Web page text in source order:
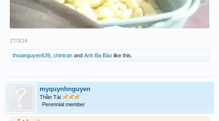
27/3/24
thoainguyen639 chintran and Anh Ba Báo like this.
myquynhnguyen
Thần Tài
Perennial member